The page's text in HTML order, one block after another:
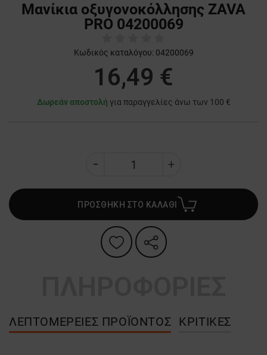
Μανίκια οξυγονοκόλλησης ZAVA
PRO 04200069
Κωδικός καταλόγου: 04200069
16,49 €
Δωρεάν αποστολή για παραγγελίες άνω των 100 €
ΠΡΟΣΘΗΚΗ ΣΤΟ ΚΑΛΑΘΙ
ΛΕΠΤΟΜΈΡΕΙΕΣ ΠΡΟΪΌΝΤΟΣ ΚΡΙΤΙΚΈΣ